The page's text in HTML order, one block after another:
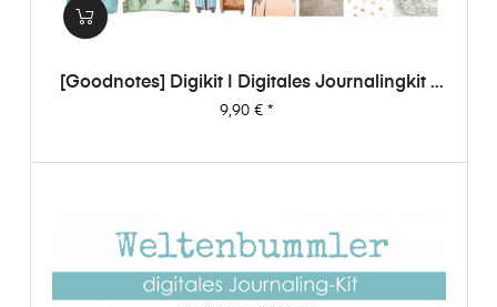
[Goodnotes] Digikit | Digitales Journalingkit -
Weltenbummler
Preis
9,90 €*